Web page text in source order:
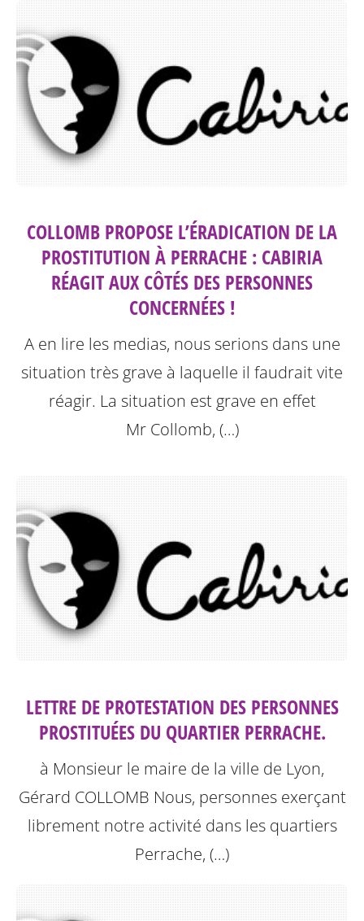
COLLOMB PROPOSE L’ÉRADICATION DE LA
PROSTITUTION À PERRACHE : CABIRIA
RÉAGIT AUX CÔTÉS DES PERSONNES
CONCERNÉES !
A en lire les medias, nous serions dans une
situation très grave à laquelle il faudrait vite
réagir. La situation est grave en effet
Mr Collomb, (…)
LETTRE DE PROTESTATION DES PERSONNES
PROSTITUÉES DU QUARTIER PERRACHE.
à Monsieur le maire de la ville de Lyon,
Gérard COLLOMB Nous, personnes exerçant
librement notre activité dans les quartiers
Perrache, (…)